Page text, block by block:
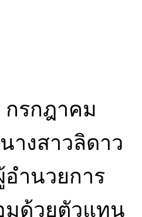
รกฎาคม
างสาวลิดาว
ำนวยการ
มด้วยตัวแทน